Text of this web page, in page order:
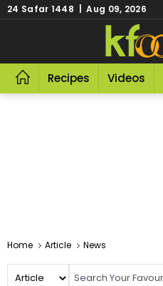
24 Safar 1448 | Aug 09, 2026
Recipes Videos
Home Article News